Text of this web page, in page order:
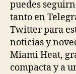
puedes
tanto en
Twitter para
noticias y
Miami Heat,
compacta y a